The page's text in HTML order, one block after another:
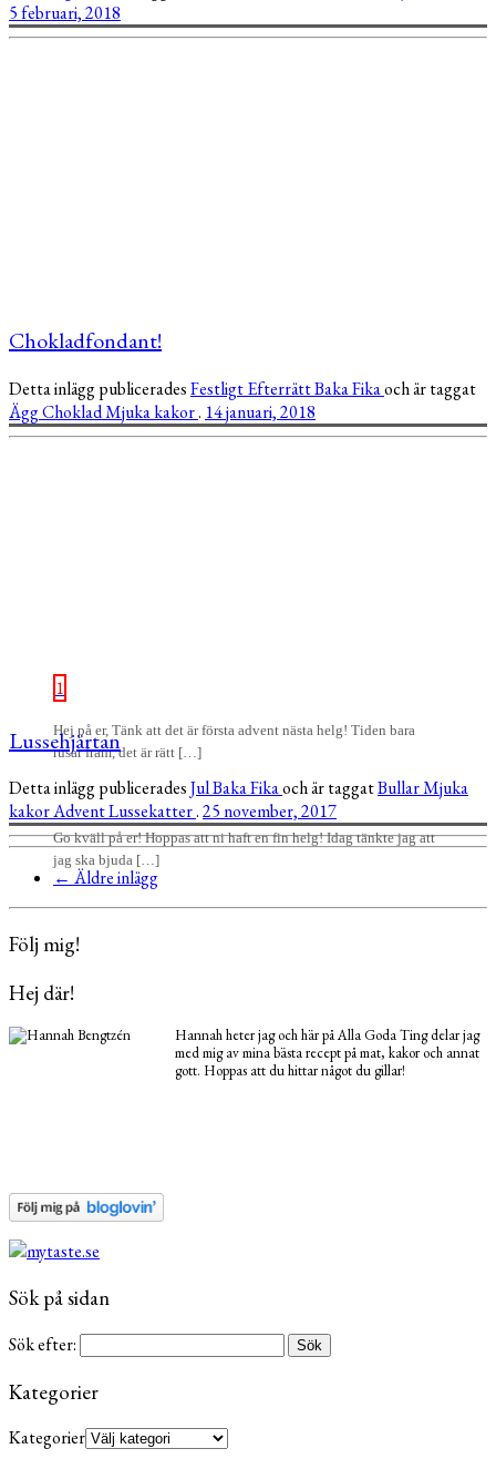
5 februari, 2018
1
Go kväll på er! Hoppas att ni haft en fin helg! Idag tänkte jag att
jag ska bjuda […]
Chokladfondant!
Detta inlägg publiceradesFestligtEfterrättBakaFikaoch är taggat
ÄggChokladMjuka kakor. 14 januari, 2018
Hej på er, Tänk att det är första advent nästa helg! Tiden bara
rusar fram, det är rätt […]
Lussehjärtan
Detta inlägg publiceradesJulBakaFikaoch är taggatBullarMjuka
kakorAdventLussekatter.25 november, 2017
← Äldre inlägg
Följ mig!
Hej där!
Hannah heter jag och här på Alla Goda Ting delar jag
med mig av mina bästa recept på mat, kakor och annat
gott. Hoppas att du hittar något du gillar!
Sök på sidan
Sök efter:
Kategorier
Kategorier